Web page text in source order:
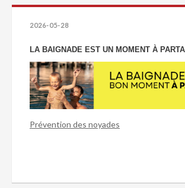
2026-05-28
LA BAIGNADE EST UN MOMENT À
Prévention des noyades